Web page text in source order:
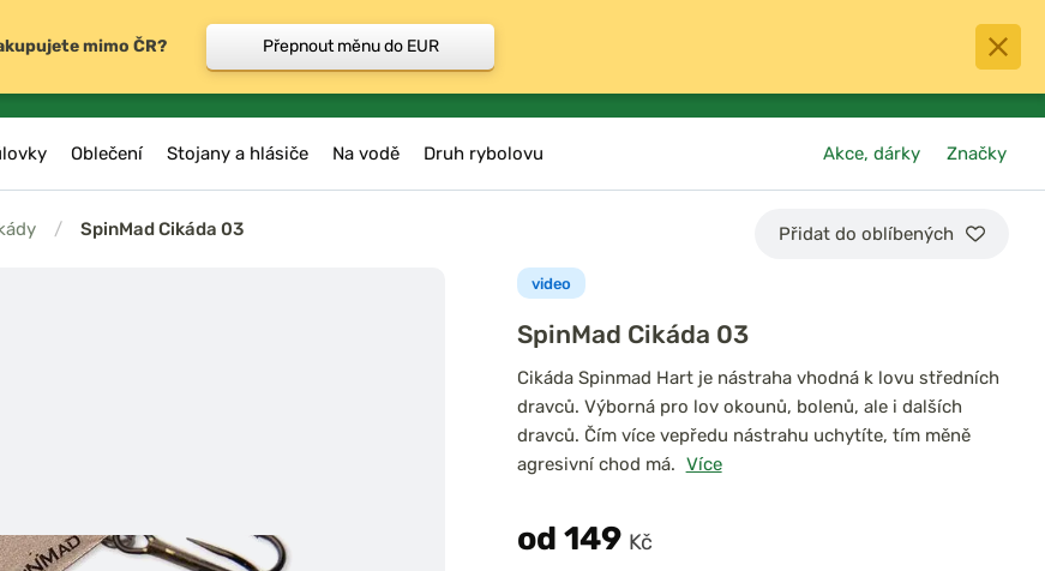
0
košík
Oblečení Stojany a hlásiče Na vodě Druh rybolovu Akce, dárky Značky
/ SpinMad Cikáda 03 Přidat do oblíbených
SpinMad Cikáda 03
video
Cikáda Spinmad Hart je nástraha vhodná k lovu středních
dravců. Výborná pro lov okounů, bolenů, ale i dalších
dravců. Čím více vepředu nástrahu uchytíte, tím měně
agresivní chod má. Více
od 149 Kč
mimo ČR? Přepnout měnu do EUR